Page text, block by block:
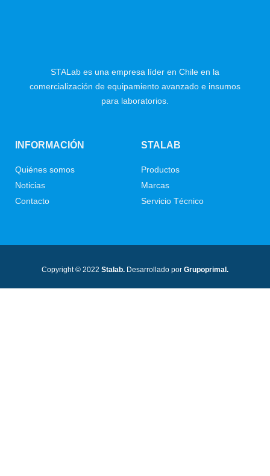
STALab es una empresa líder en Chile en la
comercialización de equipamiento avanzado e insumos
para laboratorios.
INFORMACIÓN
Quiénes somos
Noticias
Contacto
STALAB
Productos
Marcas
Servicio Técnico
Copyright © 2022 Stalab. Desarrollado por Grupoprimal.